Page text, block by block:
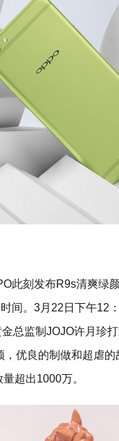
此刻发布R9s清爽绿
间。3月22日下午12
总监制JOJO许月珍
优良的制做和超虐
超出1000万。